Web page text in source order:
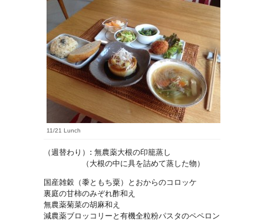
11/21 Lunch
（週替わり）: 無農薬大根の印籠蒸し
（大根の中に具を詰めて蒸した物）
国産雑穀（黍ともち粟）とおからのコロッケ
裏庭の甘柿のみぞれ酢和え
無農薬菊菜の胡麻和え
減農薬ブロッコリーと有機全粒粉パスタのペペロン